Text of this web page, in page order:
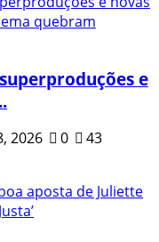
e
2026 0 43